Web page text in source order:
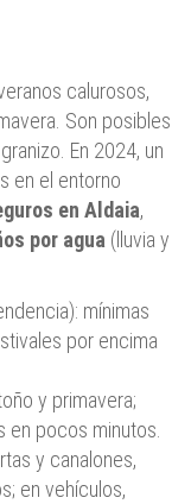
calurosos,
Son posibles
En 2024, un
en el entorno
en Aldaia,
por agua (lluvia y
mínimas
por encima
y primavera;
en pocos minutos.
y canalones,
en vehículos,